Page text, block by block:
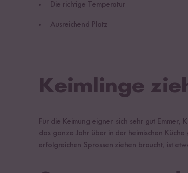
Die richtige Temperatur
Ausreichend Platz
Keimlinge
Für die Keimung eignen sich sehr gut
das ganze Jahr über in der heimischen
erfolgreichen Sprossen ziehen braucht, ist